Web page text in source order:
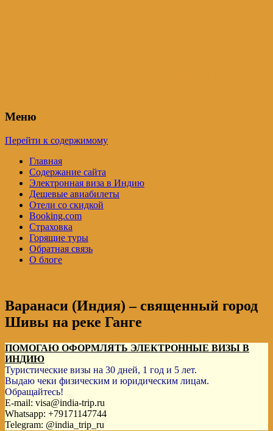
Меню
Перейти к содержимому
Главная
Содержание сайта
Электронная виза в Индию
Дешевые авиабилеты
Отели со скидкой
Booking.com
Страховка
Горящие туры
Обратная связь
О блоге
Варанаси (Индия) – священный город
Шивы на реке Ганге
ПОМОГАЮ ОФОРМЛЯТЬ ЭЛЕКТРОННЫЕ ВИЗЫ В
ИНДИЮ
Туристические визы на 30 дней, 1 год и 5 лет.
Выдаю чеки физическим и юридическим лицам.
Обращайтесь!
E-mail: visa@india-trip.ru
Whatsapp: +79171147744
Telegram: @india_trip_ru